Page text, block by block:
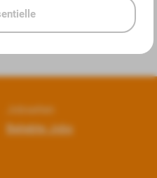
Jobseiten
Beliebte Jobs